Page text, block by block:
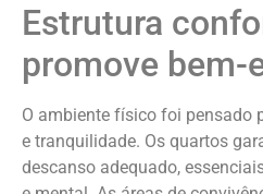
Estrutura
promove bem-
O ambiente físico foi pensado
e tranquilidade. Os quartos
descanso adequado,